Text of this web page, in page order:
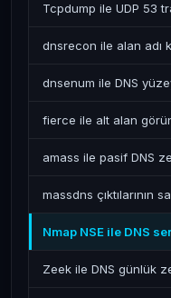
Tcpdump ile UDP 53
dnsrecon ile alan adı
dnsenum ile DNS
fierce ile alt alan
amass ile pasif DNS
massdns çıktılarının
Nmap NSE ile DNS
Zeek ile DNS günlük